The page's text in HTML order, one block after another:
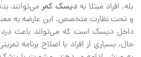
بله، افراد مبتلا به دیسک کمر می‌توانند
و تحت نظارت متخصص. این عارضه به
داخل دیسک است که می‌تواند باعث
حال، بسیاری از افراد با اصلاح برنامه